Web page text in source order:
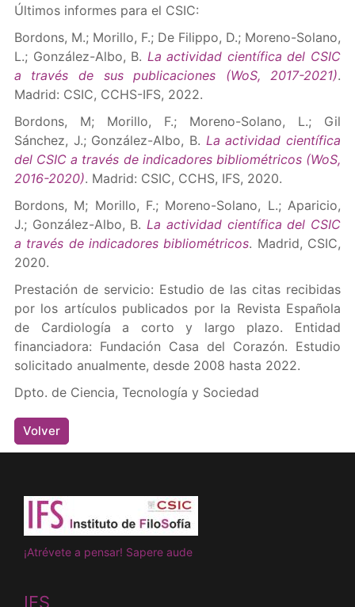
Últimos informes para el CSIC:
Bordons, M.; Morillo, F.; De Filippo, D.; Moreno-Solano,
L.; González-Albo, B. La actividad científica del CSIC
a través de sus publicaciones (WoS, 2017-2021).
Madrid: CSIC, CCHS-IFS, 2022.
Bordons, M; Morillo, F.; Moreno-Solano, L.; Gil
Sánchez, J.; González-Albo, B. La actividad científica
del CSIC a través de indicadores bibliométricos (WoS,
2016-2020). Madrid: CSIC, CCHS, IFS, 2020.
Bordons, M; Morillo, F.; Moreno-Solano, L.; Aparicio,
J.; González-Albo, B.La actividad científica del CSIC
a través de indicadores bibliométricos. Madrid, CSIC,
2020.
Prestación de servicio: Estudio de las citas recibidas
por los artículos publicados por la Revista Española
de Cardiología a corto y largo plazo. Entidad
financiadora: Fundación Casa del Corazón. Estudio
solicitado anualmente, desde 2008 hasta 2022.
Dpto. de Ciencia, Tecnología y Sociedad
Volver
¡Atrévete a pensar! Sapere aude
IFS